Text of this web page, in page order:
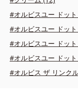
#オルビスユー ドッ
#オルビスユー ドッ
#オルビスユー ドッ
#オルビスユー ドッ
#オルビス ザ リンク